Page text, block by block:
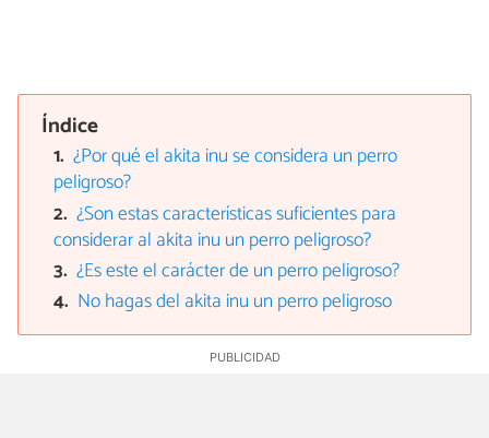
Índice
¿Por qué el akita inu se considera un perro
peligroso?
¿Son estas características suficientes para
considerar al akita inu un perro peligroso?
¿Es este el carácter de un perro peligroso?
No hagas del akita inu un perro peligroso